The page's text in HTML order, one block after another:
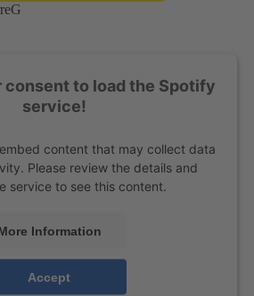
consent to load the Spotify
service!
content that may collect data
Please review the details and
service to see this content.
Information
Accept